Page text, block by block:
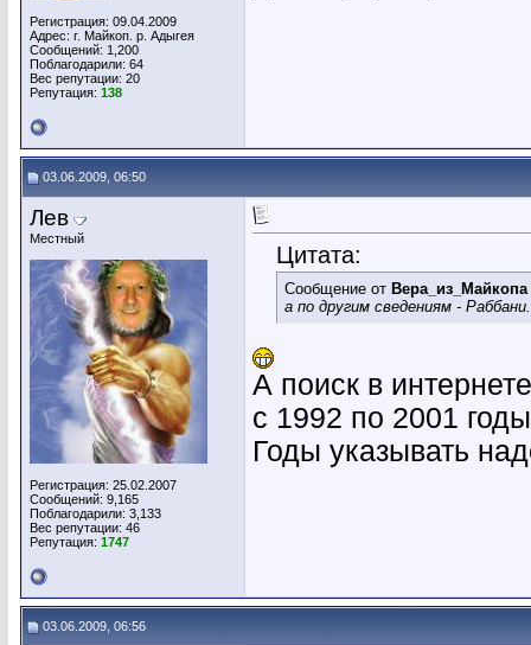
Регистрация: 09.04.2009
Адрес: г. Майкоп. р. Адыгея
Сообщений: 1,200
Поблагодарили: 64
Вес репутации: 20
Репутация: 138
03.06.2009, 06:50
Лев
Местный
Регистрация: 25.02.2007
Сообщений: 9,165
Поблагодарили: 3,133
Вес репутации: 46
Репутация: 1747
Цитата:
Сообщение от Вера_из_Майкопа
а по другим сведениям -
А поиск в
с 1992 по 2001
Годы указывать
03.06.2009, 06:56